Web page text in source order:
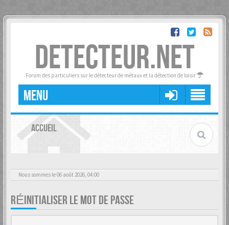
DETECTEUR.NET
Forum des particuliers sur le détecteur de métaux et la détection de loisir
MENU
ACCUEIL
Nous sommes le 06 août 2026, 04:00
RÉINITIALISER LE MOT DE PASSE